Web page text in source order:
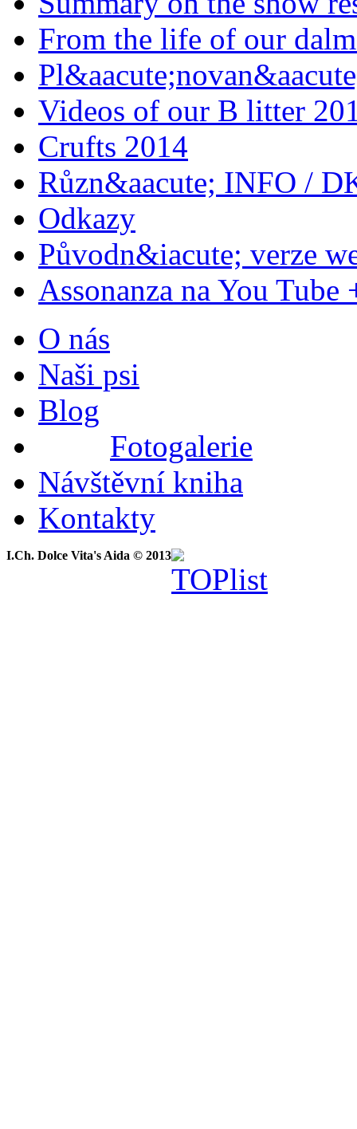
From the life of our
Videos of our B litter
Crufts 2014
Různ&aacute; INFO /
Odkazy
Původn&iacute; verze
Assonanza na You Tube
O nás
Naši psi
Blog
Fotogalerie
Návštěvní kniha
Kontakty
I.Ch. Dolce Vita's Aida © 2013